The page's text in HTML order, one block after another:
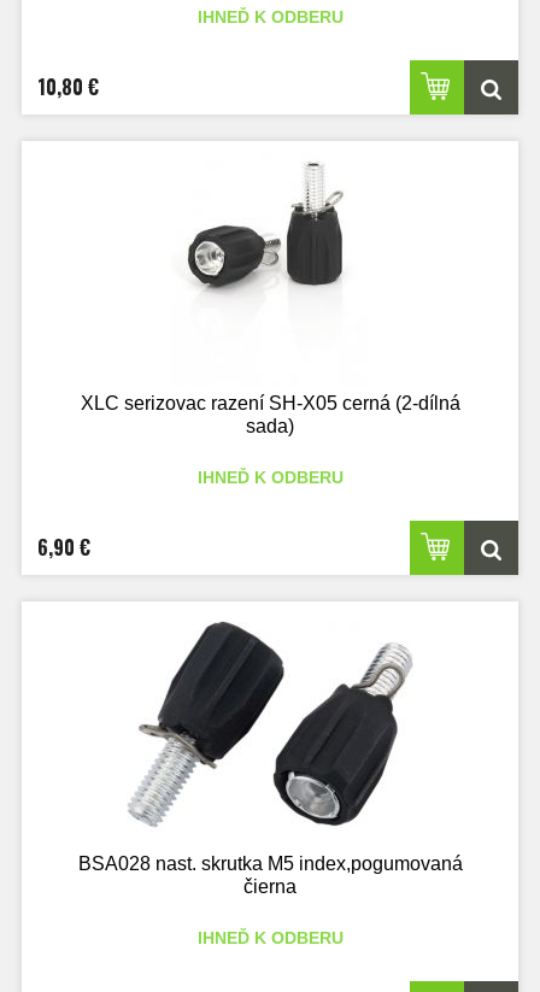
IHNEĎ K ODBERU
10,80 €
XLC serizovac razení SH-X05 cerná (2-dílná
sada)
IHNEĎ K ODBERU
6,90 €
BSA028 nast. skrutka M5 index,pogumovaná
čierna
IHNEĎ K ODBERU